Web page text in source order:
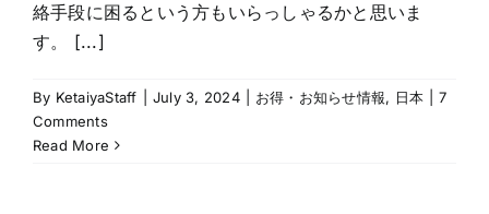
絡手段に困るという方もいらっしゃるかと思いま
す。 [...]
By KetaiyaStaff July 3, 2024 お得・お知らせ情報, 日本
7
Comments
Read More